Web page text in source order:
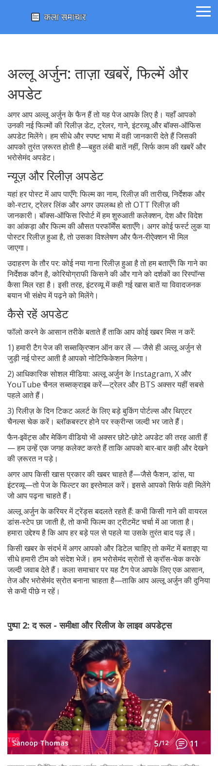
अल्लू अर्जुन: ताज़ा खबरें, फिल्में और
अपडेट
अगर आप अल्लू अर्जुन के फैन हैं तो यह पेज आपके लिए है। यहाँ आपको
उनकी नई फिल्मों की रिलीज़ डेट, ट्रेलर, गाने, इंटरव्यू और बॉक्स‑ऑफिस
अपडेट मिलेंगे। हम सीधे और स्पष्ट भाषा में वही जानकारी देते हैं जिसकी
आपको तुरंत ज़रूरत होती है—बहुत लंबी बातें नहीं, सिर्फ काम की खबरें और
भरोसेमंद अपडेट।
न्यूज़ और रिलीज़ अपडेट
यहां हर पोस्ट में आप पाएँगे: फिल्म का नाम, रिलीज़ की तारीख, निर्देशक और
को‑स्टार, ट्रेलर लिंक और अगर उपलब्ध हो तो OTT रिलीज़ की
जानकारी। बॉक्स‑ऑफिस रिपोर्ट में हम शुरुआती कलेक्शन, देश और विदेश
का आंकड़ा और फिल्म की औसत परफॉर्मेंस बताएँगे। अगर कोई फर्स्ट लुक या
पोस्टर रिलीज़ हुआ है, तो उसका विश्लेषण और फैन‑रीऐक्शन भी मिल
जाएगा।
उदाहरण के तौर पर: कोई नया गाना रिलीज़ हुआ है तो हम बताएँगे कि गाने का
निर्देशक कौन है, कोरियोग्राफी किसने की और गाने को दर्शकों का रिस्पॉन्स
कैसा मिल रहा है। इसी तरह, इंटरव्यू में कही गई खास बातें या विवादजनक
बयान भी संक्षेप में पढ़ने को मिलेंगे।
कैसे रहें अपडेट
फॉलो करने के आसान तरीके बताते हैं ताकि आप कोई खबर मिस न करें:
1) हमारी टैग पेज की सब्सक्रिप्शन ऑन कर लें — जैसे ही अल्लू अर्जुन से
जुड़ी नई पोस्ट आती है आपको नोटिफिकेशन मिलेगा।
2) आधिकारिक सोशल मीडिया: अल्लू अर्जुन के Instagram, X और
YouTube चैनल सब्सक्राइब करें—ट्रेलर और BTS अक्सर यहीं सबसे
पहले आते हैं।
3) रिलीज़ के दिन टिकट अलर्ट के लिए बड़े बुकिंग पोर्टल्स और थिएटर
चैनल्स चेक करें। ब्लॉकबस्टर होने पर स्क्रीन्स जल्दी भर जाते हैं।
फैन‑इवेंट्स और मेकिंग वीडियो भी अक्सर छोटे‑छोटे अपडेट की तरह आती हैं
— हम उन्हें एक जगह कलेक्ट करते हैं ताकि आपको बार‑बार कही और देखने
की ज़रूरत न पड़े।
अगर आप किसी खास प्रकार की खबर चाहते हैं—जैसे फैशन, डांस, या
इंटरव्यू—तो पेज के फिल्टर का इस्तेमाल करें। इससे आपको सिर्फ वही मिलेंगे
जो आप पढ़ना चाहते हैं।
अल्लू अर्जुन के करियर में ट्रेंड्स बदलते रहते हैं: कभी किसी गाने की वायरल
डांस‑स्टेप छा जाती है, तो कभी फिल्म का ट्रीटमेंट चर्चा में आ जाता है।
हमारा उद्देश्य है कि आप हर बड़े पल से पहले या उसके तुरंत बाद पढ़ लें।
किसी खबर के संदर्भ में अगर आपको और डिटेल चाहिए तो कमेंट में बताइए या
सीधे हमारी टीम को संदेश भेजें। हम भरोसेमंद स्रोतों से क्रॉस‑चेक करके
जल्दी जवाब देते हैं। कला समाचार पर यह टैग पेज आपके लिए एक आसान,
तेज और भरोसेमंद स्रोत बनाना चाहता है—ताकि आप अल्लू अर्जुन की दुनिया
से कभी पीछे न रहें।
पुष्पा 2: द रूल - समीक्षा और रिलीज के लाइव अपडेट्स
Sanoop Thomas 5/12 11